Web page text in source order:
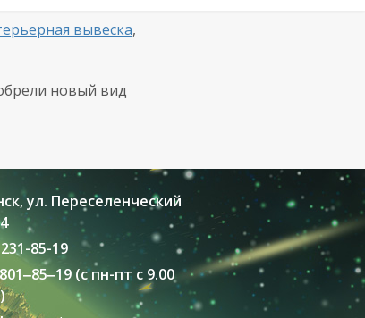
вывеска,
новый вид
ул. Переселенческий
85-19
(с пн-пт с 9.00